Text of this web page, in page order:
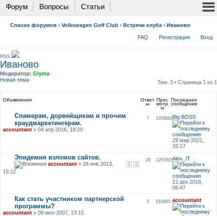
Форум Вопросы Статьи
Список форумов ‹ Volkswagen Golf Club ‹ Встречи клуба ‹ Иваново
FAQ Регистрация Вход
RSS
Иваново
Модератор: Glyma
Новая тема
Тем: 3 • Страница 1 из 1
Объявления Ответ
ы
Прос
мотр
ы
Последнее
сообщение
Спамерам, дорвейщикам и прочим
краудмаркетингерам.
accountant» 04 апр 2016, 18:20
7 1378962Big BOSS
29 мар 2021,
16:17
Эпидемия взломов сайтов.
1 2
accountant» 26 янв 2013,
15:12
28 1257805Alex_IT
21 дек 2018,
06:47
Как стать участником партнерской
программы?
accountant» 09 июл 2007, 13:15
0 516865 accountant